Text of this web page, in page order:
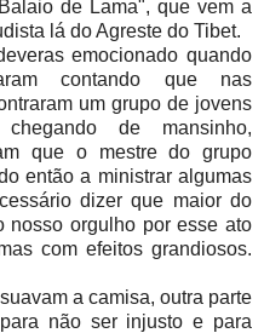
de Lama", que vem a
lá do Agreste do Tibet.
emocionado quando
contando que nas
um grupo de jovens
de mansinho,
que o mestre do grupo
então a ministrar algumas
dizer que maior do
nosso orgulho por esse ato
com efeitos grandiosos.
a camisa, outra parte
não ser injusto e para